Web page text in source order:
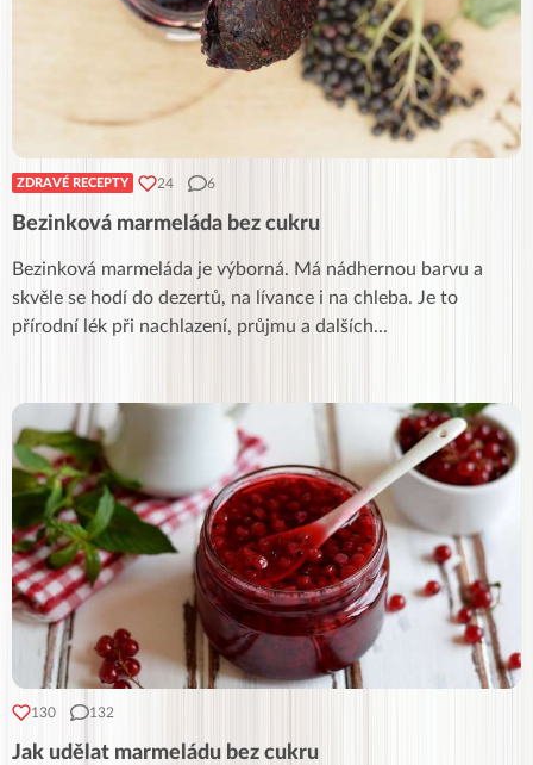
ZDRAVÉ RECEPTY 24 6
Bezinková marmeláda bez cukru
Bezinková marmeláda je výborná. Má nádhernou barvu a
skvěle se hodí do dezertů, na lívance i na chleba. Je to
přírodní lék při nachlazení, průjmu a dalších...
130 132
Jak udělat marmeládu bez cukru